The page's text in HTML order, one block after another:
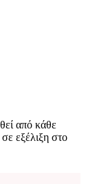
από κάθε
εξέλιξη στο